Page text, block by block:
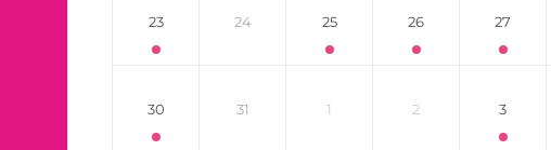
23 24 25 26 27
30 31 1 2 3